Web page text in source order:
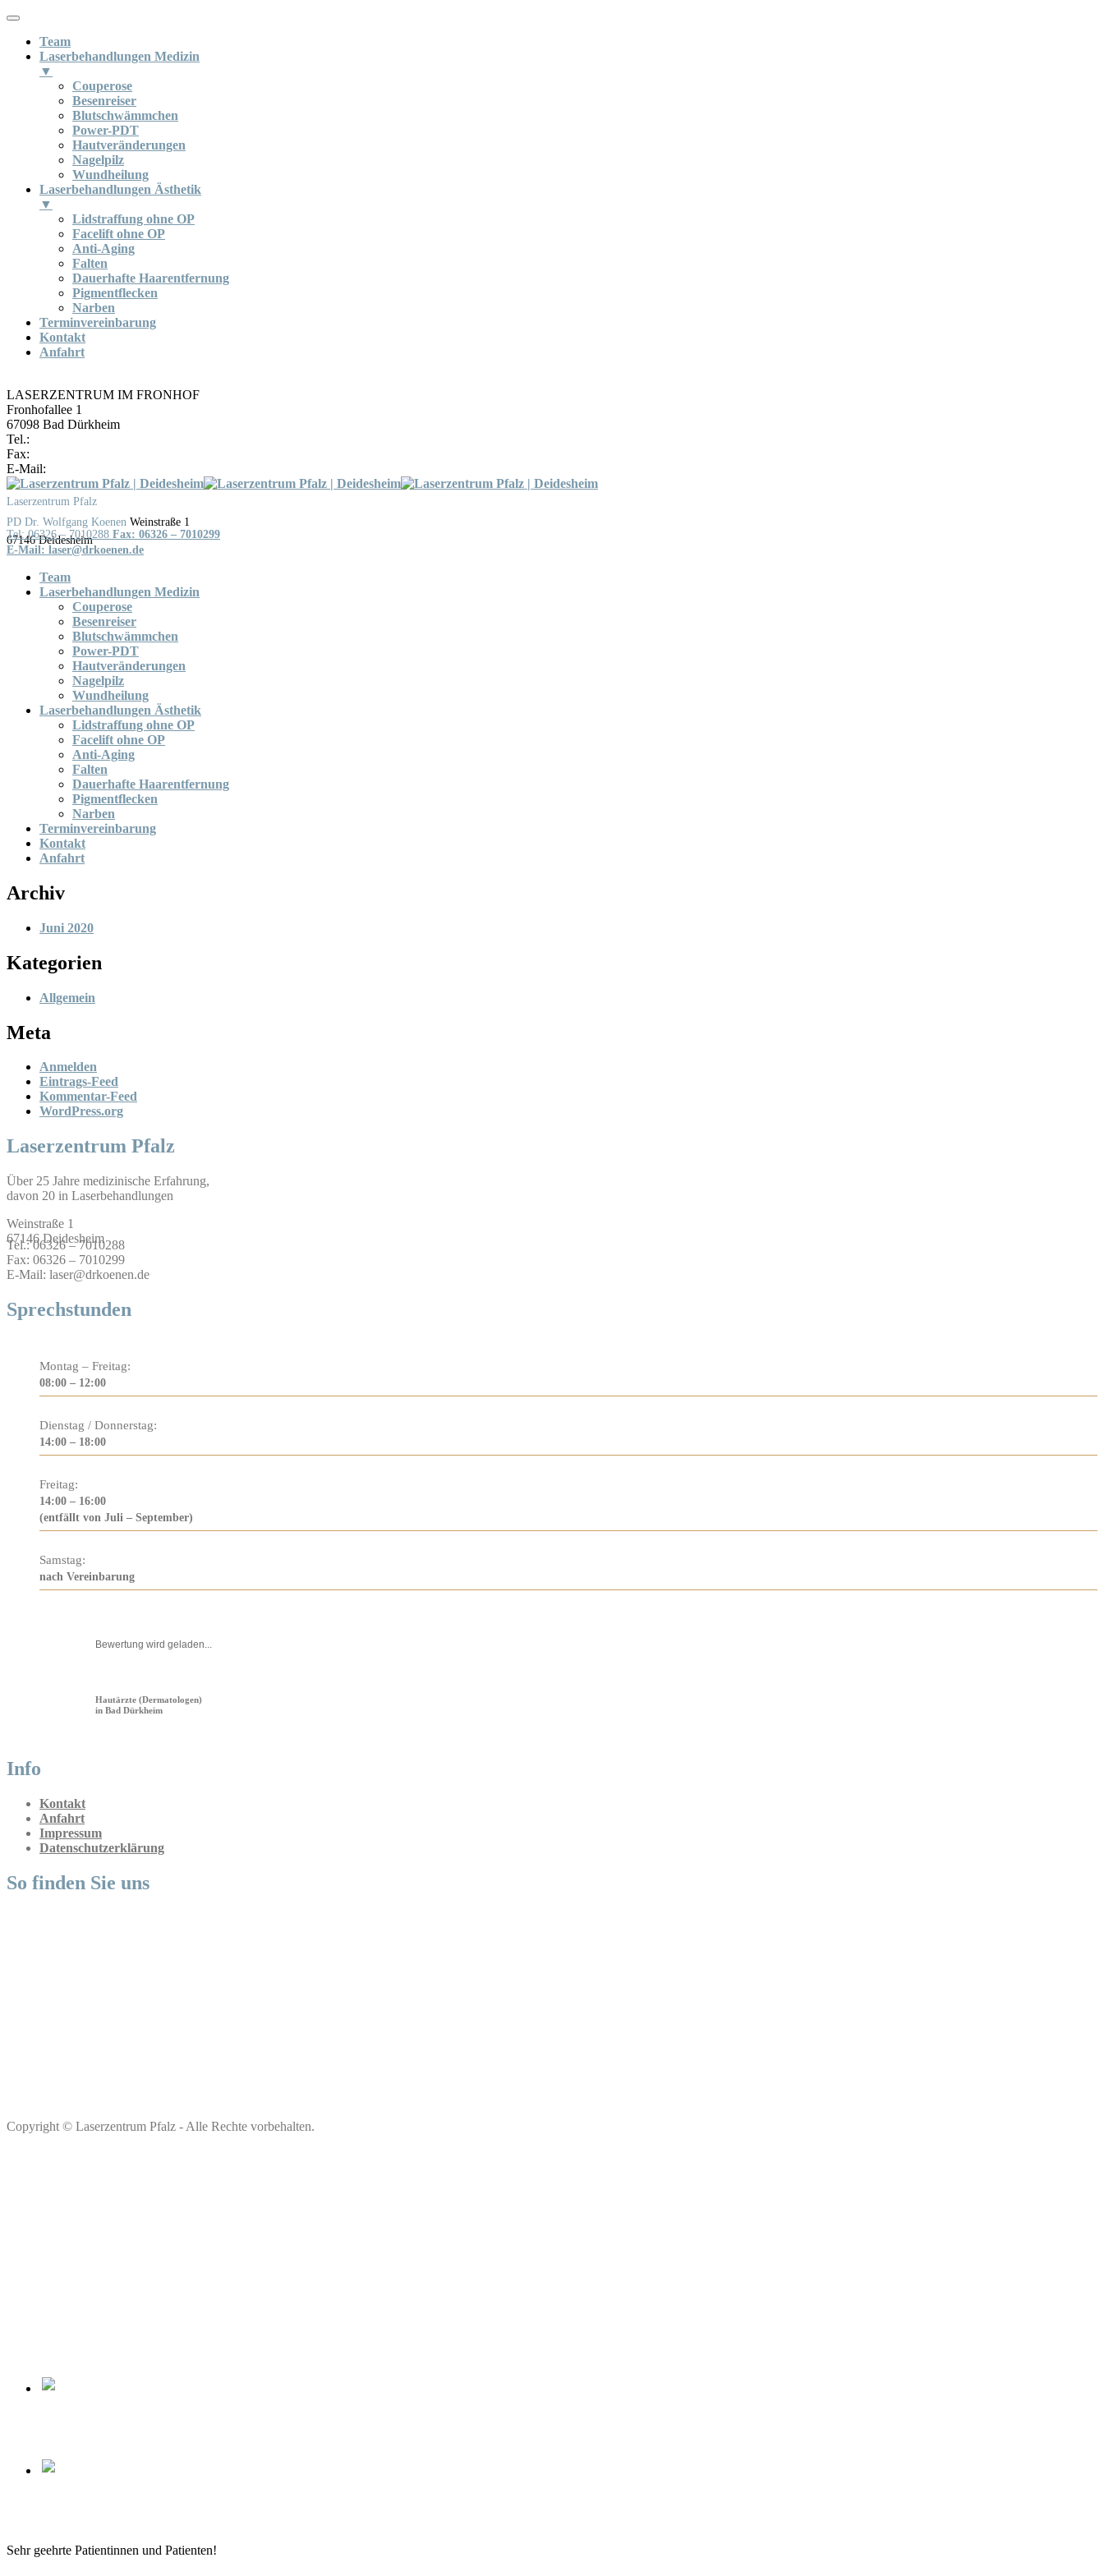
Team
Laserbehandlungen Medizin
▼
Couperose
Besenreiser
Blutschwämmchen
Power-PDT
Hautveränderungen
Nagelpilz
Wundheilung
Laserbehandlungen Ästhetik
▼
Lidstraffung ohne OP
Facelift ohne OP
Anti-Aging
Falten
Dauerhafte Haarentfernung
Pigmentflecken
Narben
Terminvereinbarung
Kontakt
Anfahrt
LASERZENTRUM IM FRONHOF
Fronhofallee 1
67098 Bad Dürkheim
Tel.:
Fax:
E-Mail:
Skip
to
Laserzentrum Pfalz
Weinstraße 1
Tel: 06326 – 7010288 Fax: 06326 – 7010299
Team
Laserbehandlungen Medizin
Couperose
Besenreiser
Blutschwämmchen
Power-PDT
Hautveränderungen
Nagelpilz
Wundheilung
Laserbehandlungen Ästhetik
Lidstraffung ohne OP
Facelift ohne OP
Anti-Aging
Falten
Dauerhafte Haarentfernung
Pigmentflecken
Narben
Terminvereinbarung
Kontakt
Anfahrt
Archiv
Juni 2020
Kategorien
Allgemein
Meta
Anmelden
Eintrags-Feed
Kommentar-Feed
WordPress.org
Laserzentrum Pfalz
Über 25 Jahre medizinische Erfahrung,
davon 20 in Laserbehandlungen
Weinstraße 1
67146 Deidesheim
Tel.: 06326 – 7010288
Fax: 06326 – 7010299
E-Mail: laser@drkoenen.de
Sprechstunden
Montag – Freitag:
08:00 – 12:00
Dienstag / Donnerstag:
14:00 – 18:00
Freitag:
14:00 – 16:00
(entfällt von Juli – September)
Samstag:
nach Vereinbarung
Bewertung wird geladen...
Hautärzte (Dermatologen)
in Bad Dürkheim
Info
Kontakt
Anfahrt
Impressum
Datenschutzerklärung
So finden Sie uns
Copyright © Laserzentrum Pfalz - Alle Rechte vorbehalten.
Sehr geehrte Patientinnen und Patienten!